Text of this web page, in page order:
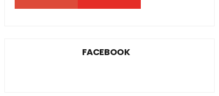
FACEBOOK